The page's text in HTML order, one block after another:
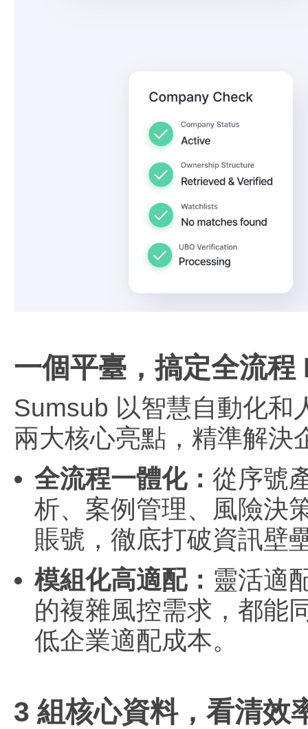
一個平臺，搞定全流程
Sumsub 以智慧自動化和
兩大核心亮點，精準解決
全流程一體化： 從序號
析、案例管理、風險決
賬號，徹底打破資訊壁
模組化高適配： 靈活適
的複雜風控需求，都能
低企業適配成本。
3 組核心資料，看清效